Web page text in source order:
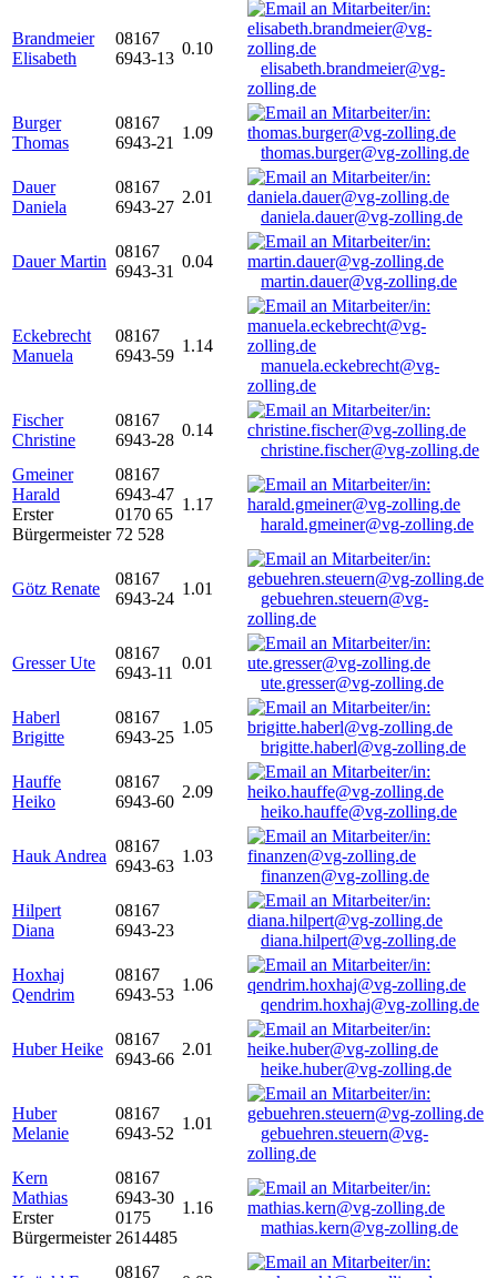
Brandmeier
Elisabeth
08167
6943-13
0.10
elisabeth.brandmeier@vg-
zolling.de
Burger
Thomas
08167
6943-21
1.09
thomas.burger@vg-zolling.de
Dauer
Daniela
08167
6943-27
2.01
daniela.dauer@vg-zolling.de
Dauer Martin
08167
6943-31
0.04
martin.dauer@vg-zolling.de
Eckebrecht
Manuela
08167
6943-59
1.14
manuela.eckebrecht@vg-
zolling.de
Fischer
Christine
08167
6943-28
0.14
christine.fischer@vg-zolling.de
Gmeiner
Harald
Erster
Bürgermeister
08167
6943-47
0170 65
72 528
1.17
harald.gmeiner@vg-zolling.de
Götz Renate
08167
6943-24
1.01
gebuehren.steuern@vg-
zolling.de
Gresser Ute
08167
6943-11
0.01
ute.gresser@vg-zolling.de
Haberl
Brigitte
08167
6943-25
1.05
brigitte.haberl@vg-zolling.de
Hauffe
Heiko
08167
6943-60
2.09
heiko.hauffe@vg-zolling.de
Hauk Andrea
08167
6943-63
1.03
finanzen@vg-zolling.de
Hilpert
Diana
08167
6943-23
diana.hilpert@vg-zolling.de
Hoxhaj
Qendrim
08167
6943-53
1.06
qendrim.hoxhaj@vg-zolling.de
Huber Heike
08167
6943-66
2.01
heike.huber@vg-zolling.de
Huber
Melanie
08167
6943-52
1.01
gebuehren.steuern@vg-
zolling.de
Kern
Mathias
Erster
Bürgermeister
08167
6943-30
0175
2614485
1.16
mathias.kern@vg-zolling.de
08167